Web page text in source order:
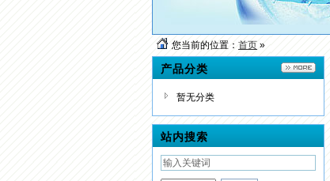
您当前的位置： 首页 »
产品分类
暂无分类
站内搜索